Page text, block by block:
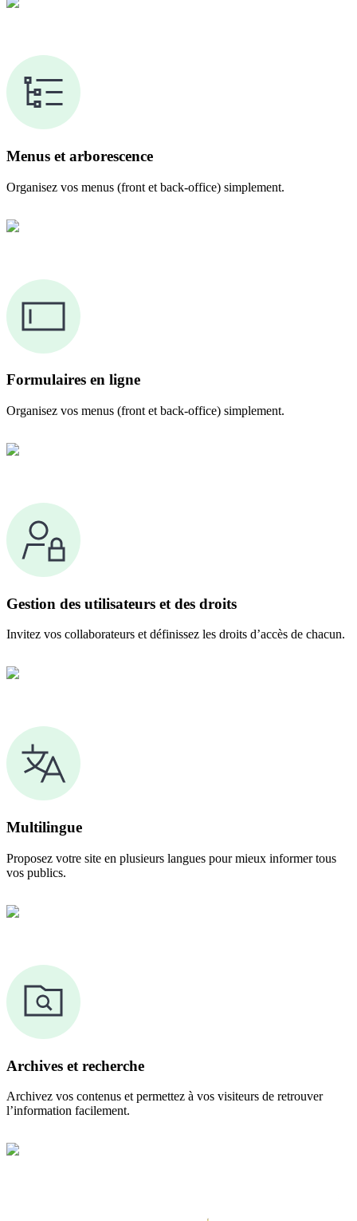
Menus et arborescence
Organisez vos menus (front et back-office) simplement.
Formulaires en ligne
Organisez vos menus (front et back-office) simplement.
Gestion des utilisateurs et des droits
Invitez vos collaborateurs et définissez les droits d’accès de chacun.
Multilingue
Proposez votre site en plusieurs langues pour mieux informer tous
vos publics.
Archives et recherche
Archivez vos contenus et permettez à vos visiteurs de retrouver
l’information facilement.